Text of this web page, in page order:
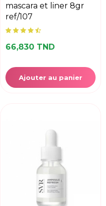
mascara et liner 8gr
ref/107
66,830 TND
Ajouter au panier